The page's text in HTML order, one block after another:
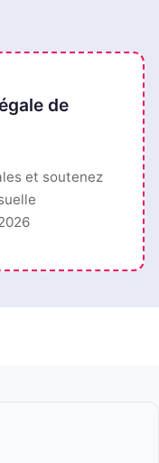
de
et soutenez